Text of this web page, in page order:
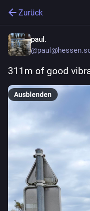
Zurück
paul.
311m of good
Ausblenden